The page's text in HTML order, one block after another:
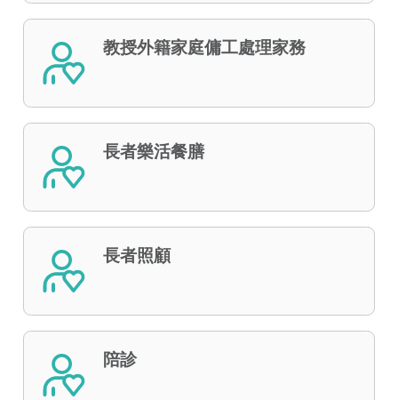
教授外籍家庭傭工處理家務
長者樂活餐膳
長者照顧
陪診